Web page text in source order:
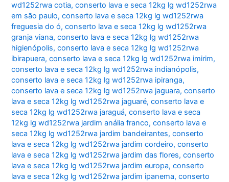
wd1252rwa cotia,conserto lava e seca 12kg lg wd1252rwa
em são paulo,conserto lava e seca 12kg lg wd1252rwa
freguesia do ó,conserto lava e seca 12kg lg wd1252rwa
granja viana,conserto lava e seca 12kg lg wd1252rwa
higienópolis,conserto lava e seca 12kg lg wd1252rwa
ibirapuera,conserto lava e seca 12kg lg wd1252rwa imirim,
conserto lava e seca 12kg lg wd1252rwa indianópolis,
conserto lava e seca 12kg lg wd1252rwa ipiranga,
conserto lava e seca 12kg lg wd1252rwa jaguara,conserto
lava e seca 12kg lg wd1252rwa jaguaré,conserto lava e
seca 12kg lg wd1252rwa jaraguá,conserto lava e seca
12kg lg wd1252rwa jardim anália franco,conserto lava e
seca 12kg lg wd1252rwa jardim bandeirantes,conserto
lava e seca 12kg lg wd1252rwa jardim cordeiro,conserto
lava e seca 12kg lg wd1252rwa jardim das flores,conserto
lava e seca 12kg lg wd1252rwa jardim europa,conserto
lava e seca 12kg lg wd1252rwa jardim ipanema,conserto